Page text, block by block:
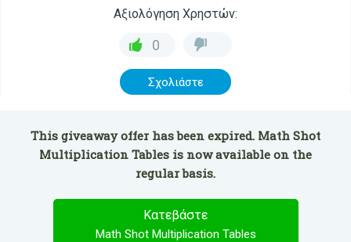
Αξιολόγηση Χρηστών:
0
Σχολιάστε
This giveaway offer has been expired. Math Shot
Multiplication Tables is now available on the
regular basis.
Κατεβάστε
Math Shot Multiplication Tables